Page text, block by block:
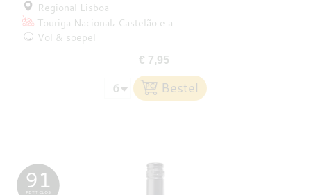
Regional Lisboa
Touriga Nacional
Castelão e.a.
Vol & soepel
€ 7,95
91
PETIT CLOS